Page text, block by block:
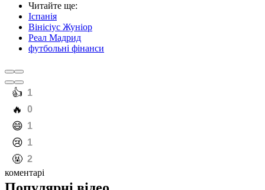
Читайте ще:
Іспанія
Вінісіус Жуніор
Реал Мадрид
футбольні фінанси
️👍 1
️🔥 0
️😄 1
️😢 1
️🤬 2
коментарі